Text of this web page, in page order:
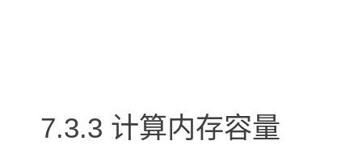
7.3.3 计算内存容量